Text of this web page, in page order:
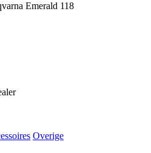
Emerald 118
Overige